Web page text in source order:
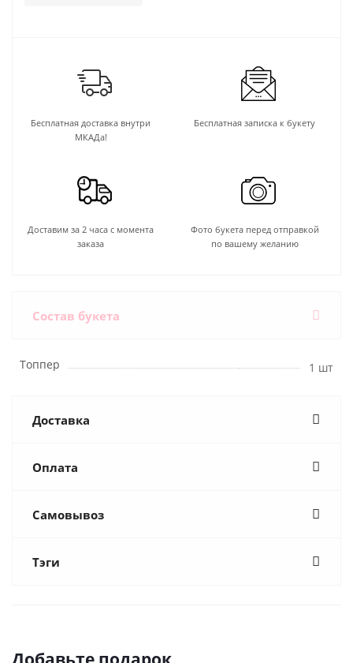
Бесплатная доставка внутри
МКАДа!
Бесплатная записка к букету
Доставим за 2 часа с момента
заказа
Фото букета перед отправкой
по вашему желанию
Состав букета
Топпер 1 шт
Доставка
Оплата
Самовывоз
Тэги